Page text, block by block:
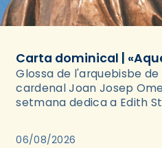
Carta dominical |
Glossa de l'arquebisbe
cardenal Joan Josep
setmana dedica a Edith
06/08/2026